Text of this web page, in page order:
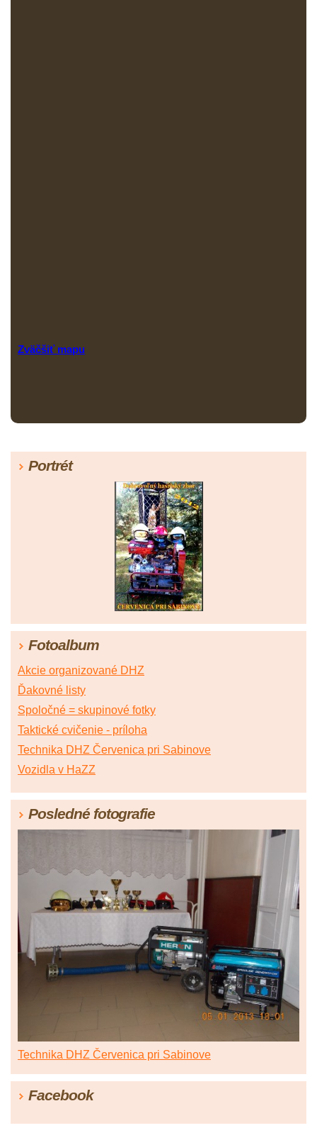
Zväčšiť mapu
Portrét
Fotoalbum
Akcie organizované DHZ
Ďakovné listy
Spoločné = skupinové fotky
Taktické cvičenie - príloha
Technika DHZ Červenica pri Sabinove
Vozidla v HaZZ
Posledné fotografie
Technika DHZ Červenica pri Sabinove
Facebook